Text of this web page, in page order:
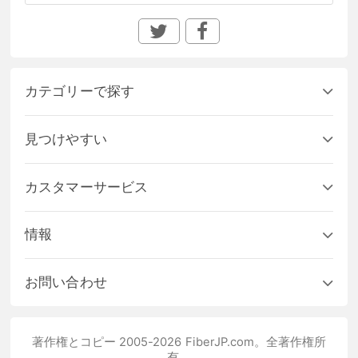
カテゴリーで探す
見つけやすい
カスタマーサービス
情報
お問い合わせ
著作権とコピー 2005-2026 FiberJP.com。全著作権所